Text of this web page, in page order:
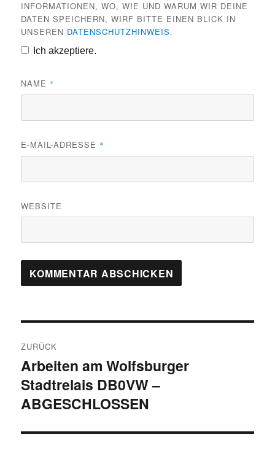
INFORMATIONEN, WO, WIE UND WARUM WIR DEINE
DATEN SPEICHERN, WIRF BITTE EINEN BLICK IN
UNSEREN DATENSCHUTZHINWEIS.
Ich akzeptiere.
NAME *
E-MAIL-ADRESSE *
WEBSITE
ZURÜCK
Vorheriger
Beitrag:
Arbeiten am Wolfsburger
Stadtrelais DB0VW –
ABGESCHLOSSEN